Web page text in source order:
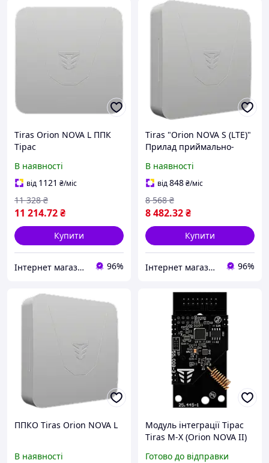
Tiras Orion NOVA L ППК
Тірас
В наявності
від 1121 ₴/міс
11 214.72₴
11 328 ₴
Купити
Інтернет магазин Store7 96%
Tiras "Orion NOVA S (LTE)"
Прилад приймально-
В наявності
від848₴/міс
8 482.32₴
8 568 ₴
Купити
Інтернет магазин Store7 96%
ППКО Tiras Orion NOVA L
В наявності
Модуль інтеграції Тірас
Tiras M-X (Orion NOVA II)
Готово до відправки